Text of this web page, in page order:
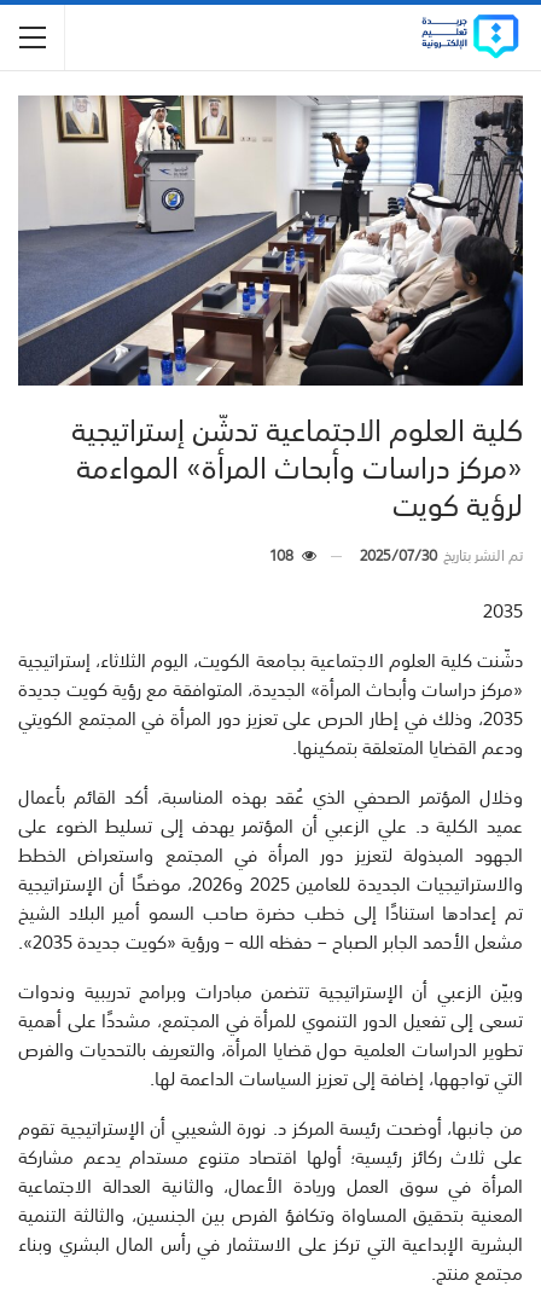
كلية العلوم الاجتماعية تدشّن إستراتيجية
«مركز دراسات وأبحاث المرأة» المواءمة
لرؤية كويت
تم النشر بتاريخ2025/07/30
108
2035
دشّنت كلية العلوم الاجتماعية بجامعة الكويت، اليوم الثلاثاء، إستراتيجية
«مركز دراسات وأبحاث المرأة» الجديدة، المتوافقة مع رؤية كويت جديدة
2035، وذلك في إطار الحرص على تعزيز دور المرأة في المجتمع الكويتي
ودعم القضايا المتعلقة بتمكينها.
وخلال المؤتمر الصحفي الذي عُقد بهذه المناسبة، أكد القائم بأعمال
عميد الكلية د. علي الزعبي أن المؤتمر يهدف إلى تسليط الضوء على
الجهود المبذولة لتعزيز دور المرأة في المجتمع واستعراض الخطط
والاستراتيجيات الجديدة للعامين 2025 و2026، موضحًا أن الإستراتيجية
تم إعدادها استنادًا إلى خطب حضرة صاحب السمو أمير البلاد الشيخ
مشعل الأحمد الجابر الصباح – حفظه الله – ورؤية «كويت جديدة 2035».
وبيّن الزعبي أن الإستراتيجية تتضمن مبادرات وبرامج تدريبية وندوات
تسعى إلى تفعيل الدور التنموي للمرأة في المجتمع، مشددًا على أهمية
تطوير الدراسات العلمية حول قضايا المرأة، والتعريف بالتحديات والفرص
التي تواجهها، إضافة إلى تعزيز السياسات الداعمة لها.
من جانبها، أوضحت رئيسة المركز د. نورة الشعيبي أن الإستراتيجية تقوم
على ثلاث ركائز رئيسية؛ أولها اقتصاد متنوع مستدام يدعم مشاركة
المرأة في سوق العمل وريادة الأعمال، والثانية العدالة الاجتماعية
المعنية بتحقيق المساواة وتكافؤ الفرص بين الجنسين، والثالثة التنمية
البشرية الإبداعية التي تركز على الاستثمار في رأس المال البشري وبناء
مجتمع منتج.